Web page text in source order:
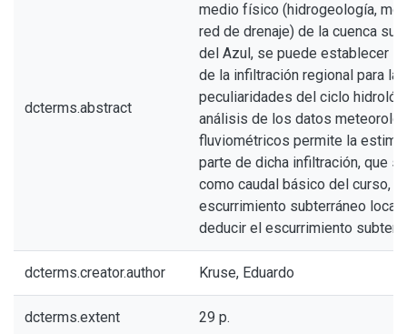
dcterms.abstract
medio físico (hidrogeología,
red de drenaje) de la cuenca
del Azul, se puede establecer
de la infiltración regional para la
peculiaridades del ciclo
análisis de los datos
fluviométricos permite la
parte de dicha infiltración, que
como caudal básico del curso,
escurrimiento subterráneo local;
deducir el escurrimiento
dcterms.creator.author Kruse, Eduardo
dcterms.extent 29 p.